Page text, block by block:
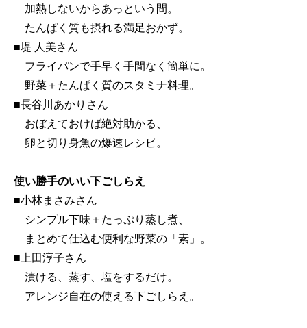
加熱しないからあっという間。
たんぱく質も摂れる満足おかず。
■堤 人美さん
フライパンで手早く手間なく簡単に。
野菜＋たんぱく質のスタミナ料理。
■長谷川あかりさん
おぼえておけば絶対助かる、
卵と切り身魚の爆速レシピ。
使い勝手のいい下ごしらえ
■小林まさみさん
シンプル下味＋たっぷり蒸し煮、
まとめて仕込む便利な野菜の「素」。
■上田淳子さん
漬ける、蒸す、塩をするだけ。
アレンジ自在の使える下ごしらえ。